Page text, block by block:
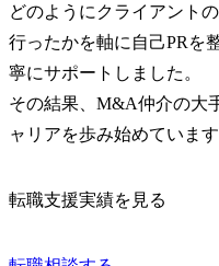
どのようにクライアント
行ったかを軸に自己PRを
寧にサポートしました。
その結果、M&A仲介の大
ャリアを歩み始めています
転職支援実績を見る